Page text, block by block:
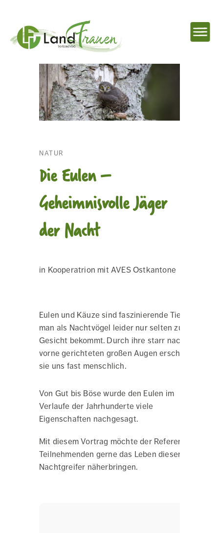
Landfrauenverband
Ostbelgien
NATUR
Die Eulen –
Geheimnisvolle Jäger
der Nacht
in Kooperatrion mit AVES Ostkantone
Eulen und Käuze sind faszinierende Tiere, die
man als Nachtvögel leider nur selten zu
Gesicht bekommt. Durch ihre starr nach
vorne gerichteten großen Augen erscheinen
sie uns fast menschlich.
Von Gut bis Böse wurde den Eulen im
Verlaufe der Jahrhunderte viele
Eigenschaften nachgesagt.
Mit diesem Vortrag möchte der Referent alle
Teilnehmenden gerne das Leben dieser
Nachtgreifer näherbringen.